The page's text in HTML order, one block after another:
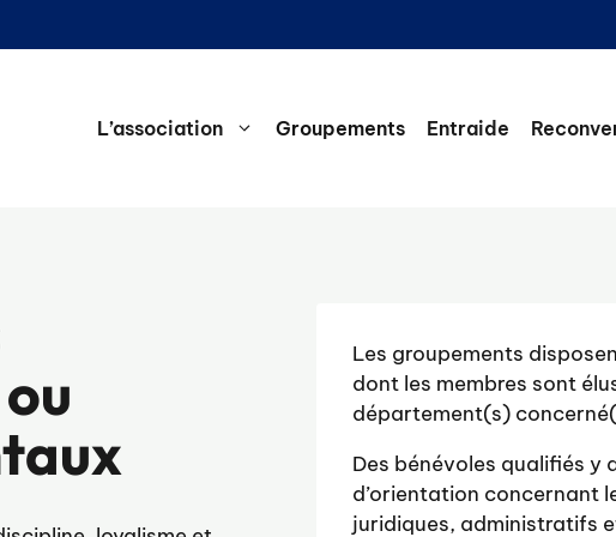
L’association Groupements Entraide
Les groupements
dont les membres sont
département(s)
Des bénévoles qualifiés y
d’orientation concernant
juridiques, administratifs